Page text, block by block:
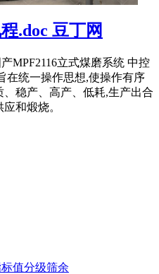
.doc 豆丁网
MPF2116立式煤磨系统 中控
在统一操作思想,使操作有序
稳产、高产、低耗,生产出合
和煅烧。
值分级筛余